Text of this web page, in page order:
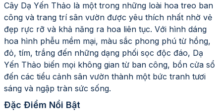
Cây Dạ Yến Thảo là một trong những loài hoa treo ban
công và trang trí sân vườn được yêu thích nhất nhờ vẻ
đẹp rực rỡ và khả năng ra hoa liên tục. Với hình dáng
hoa hình phễu mềm mại, màu sắc phong phú từ hồng,
đỏ, tím, trắng đến những dạng phối sọc độc đáo, Dạ
Yến Thảo biến mọi không gian từ ban công, bồn cửa sổ
đến các tiểu cảnh sân vườn thành một bức tranh tươi
sáng và ngập tràn sức sống.
Đặc Điểm Nổi Bật